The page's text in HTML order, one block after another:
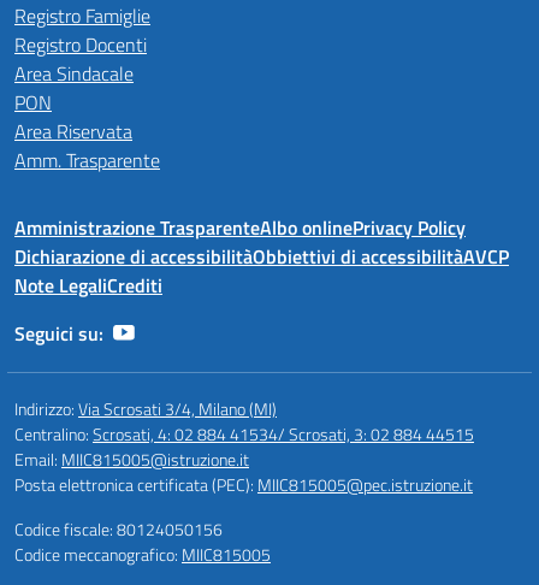
Registro Famiglie
Registro Docenti
Area Sindacale
PON
Area Riservata
Amm. Trasparente
Amministrazione TrasparenteAlbo onlinePrivacy Policy
Dichiarazione di accessibilitàObbiettivi di accessibilitàAVCP
Note LegaliCrediti
Seguici su:
Indirizzo:Via Scrosati 3/4, Milano (MI)
Centralino:Scrosati, 4: 02 884 41534/ Scrosati, 3: 02 884 44515
Email: MIIC815005@istruzione.it
Posta elettronica certificata (PEC): MIIC815005@pec.istruzione.it
Codice fiscale: 80124050156
Codice meccanografico: MIIC815005